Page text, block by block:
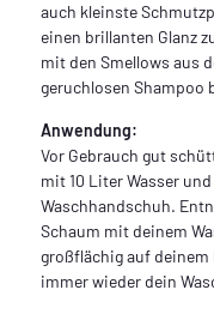
auch kleinste
einen brillanten Glanz
mit den Smellows aus
geruchlosen Shampoo
Anwendung:
Vor Gebrauch gut
mit 10 Liter Wasser
Waschhandschuh.
Schaum mit deinem
großflächig auf deinem
immer wieder dein